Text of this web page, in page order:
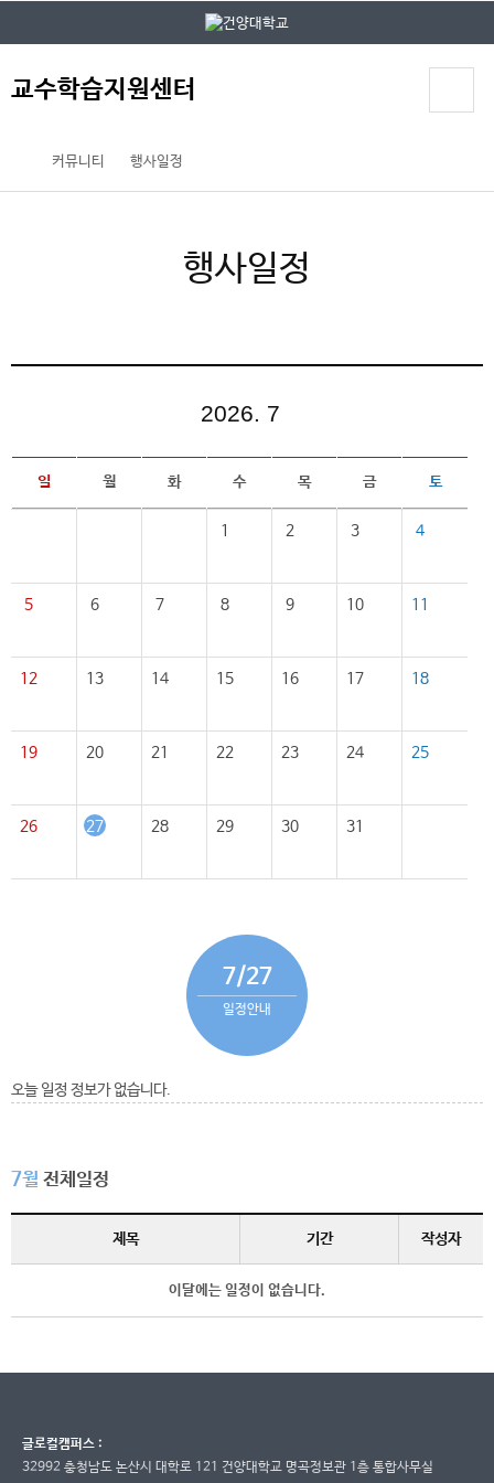
교수학습지원센터
커뮤니티 행사일정
행사일정
2026. 7
일 월 화 수 목 금 토
1 2 3 4
5 6 7 8 9 10 11
12 13 14 15 16 17 18
19 20 21 22 23 24 25
26 27 28 29 30 31
7/27
일정안내
오늘 일정 정보가 없습니다.
7월 전체일정
제목 기간 작성자
이달에는 일정이 없습니다.
글로컬캠퍼스 :
32992 충청남도 논산시 대학로 121 건양대학교 명곡정보관 1층 통합사무실